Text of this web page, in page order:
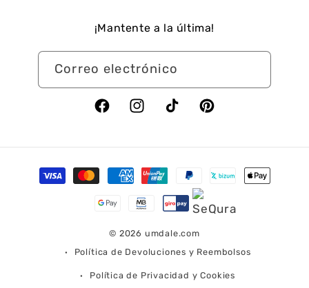
¡Mantente a la última!
Correo electrónico
FacebookInstagramTikTok Pinterest
Formas
de
© 2026 umdale.com
Política de Devoluciones y Reembolsos
Política de Privacidad y Cookies